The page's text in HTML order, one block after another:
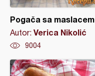
Pogača sa maslacem
Autor: Verica Nikolić
9004